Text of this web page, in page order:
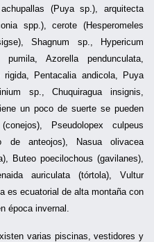
(Puya sp.), arquitecta
spp.), cerote (Hesperomeles
Shagnum sp., Hypericum
Azorella pendunculata,
rigida, Pentacalia andicola, Puya
sp., Chuquiragua insignis,
un poco de suerte se pueden
Pseudolopex culpeus
de anteojos), Nasua olivacea
Buteo poecilochous (gavilanes),
auriculata (tórtola), Vultur
es ecuatorial de alta montaña con
época invernal.
varias piscinas, vestidores y